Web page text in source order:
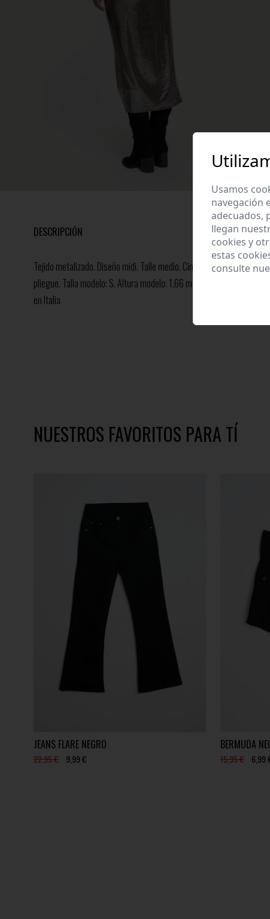
DESCRIPCIÓN
Tejido metalizado. Diseño midi. Talle medio. Cintura elástica.
pliegue. Talla modelo: S. Altura modelo: 1,66 m.Composición: 60%
en Italia
NUESTROS FAVORITOS PARA TÍ
JEANS FLARE NEGRO
22,95 € 9,99 €
BERMUDA
15,95 € 6,99
Usamos
navegación
adecuados,
llegan
cookies y
estas
consulte